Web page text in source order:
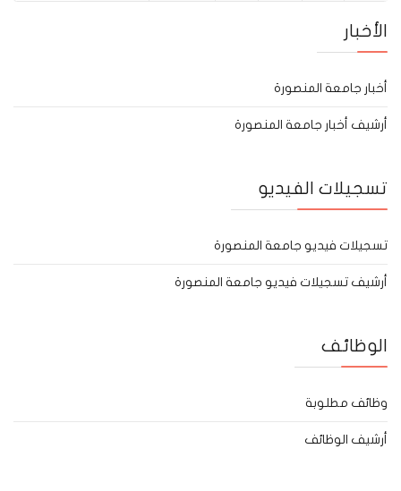
الأخبار
أخبار جامعة المنصورة
أرشيف أخبار جامعة المنصورة
تسجيلات الفيديو
تسجيلات فيديو جامعة المنصورة
أرشيف تسجيلات فيديو جامعة المنصورة
الوظائف
وظائف مطلوبة
أرشيف الوظائف